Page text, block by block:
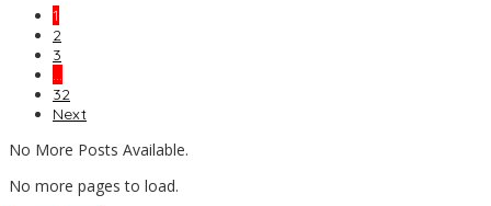
1
2
3
…
32
Next
No More Posts Available.
No more pages to load.